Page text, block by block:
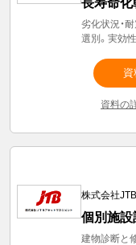
長寿命
劣化状況・
選別。実効
資料の
株式会社
個別施
建物診断と